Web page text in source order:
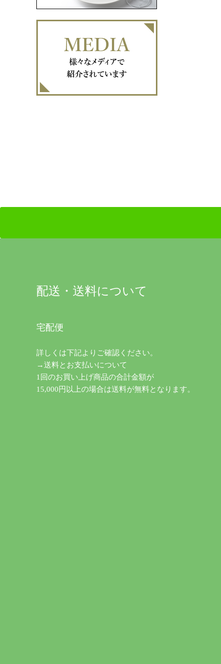
配送・送料について
宅配便
詳しくは下記よりご確認ください。
→送料とお支払いについて
1回のお買い上げ商品の合計金額が
15,000円以上の場合は送料が無料となります。